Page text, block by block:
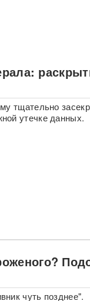
тщательно
утечке данных.
чуть позднее".